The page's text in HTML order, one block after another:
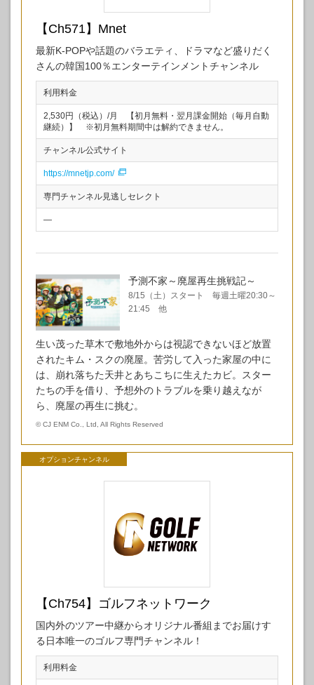
【Ch571】Mnet
最新K-POPや話題のバラエティ、ドラマなど盛りだく
さんの韓国100％エンターテインメントチャンネル
利用料金
2,530円（税込）/月 【初月無料・翌月課金開始（毎月自動
継続）】 ※初月無料期間中は解約できません。
チャンネル公式サイト
https://mnetjp.com/
専門チャンネル見逃しセレクト
—
予測不家～廃屋再生挑戦記～
8/15（土）スタート 毎週土曜20:30～
21:45 他
生い茂った草木で敷地外からは視認できないほど放置
されたキム・スクの廃屋。苦労して入った家屋の中に
は、崩れ落ちた天井とあちこちに生えたカビ。スター
たちの手を借り、予想外のトラブルを乗り越えなが
ら、廃屋の再生に挑む。
©CJ ENM Co., Ltd, All Rights Reserved
【Ch754】ゴルフネットワーク
オプションチャンネル
国内外のツアー中継からオリジナル番組までお届けす
る日本唯一のゴルフ専門チャンネル！
利用料金